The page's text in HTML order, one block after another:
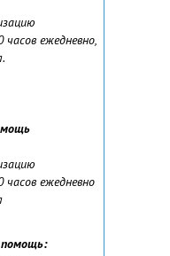
ежедневно,
ежедневно
помощь: